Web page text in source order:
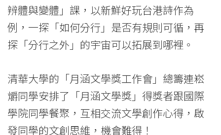
辨體與變體」課，以新鮮好玩台港詩作為
例，一探「如何分行」是否有規則可循，再
探「分行之外」的宇宙可以拓展到哪裡。
清華大學的「月涵文學獎工作會」總籌連崧
爝同學安排了「月涵文學獎」得獎者跟國際
學院同學餐聚，互相交流文學創作心得，啟
發同學的文創思維，機會難得！